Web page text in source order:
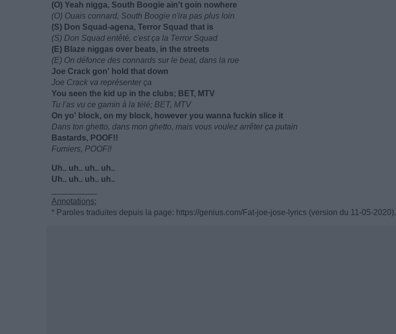
(O) Yeah nigga, South Boogie ain't goin nowhere
(O) Ouais connard, South Boogie n'ira pas plus loin
(S) Don Squad-agena, Terror Squad that is
(S) Don Squad entêté, c'est ça la Terror Squad
(E) Blaze niggas over beats, in the streets
(E) On défonce des connards sur le beat, dans la rue
Joe Crack gon' hold that down
Joe Crack va représenter ça
You seen the kid up in the clubs; BET, MTV
Tu l'as vu ce gamin à la télé; BET, MTV
On yo' block, on my block, however you wanna fuckin slice it
Dans ton ghetto, dans mon ghetto, mais vous voulez arrêter ça putain
Bastards, POOF!!
Fumiers, POOF!!
Uh.. uh.. uh.. uh..
Uh.. uh.. uh.. uh..
Annotations:
* Paroles traduites depuis la page: https://genius.com/Fat-joe-jose-lyrics (version du 11-05-2020).